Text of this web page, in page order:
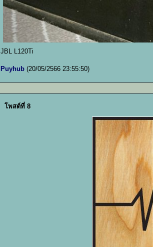
JBL L120Ti
Puyhub (20/05/2566 23:55:50)
โพสต์ที่ 8